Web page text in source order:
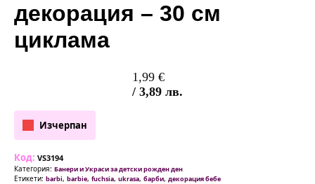
декорация – 30 см
циклама
1,99 €
/ 3,89 лв.
Изчерпан
Код: VS3194
Категория: Банери и Украси за детски рожден ден
Етикети: barbi, barbie, fuchsia, ukrasa, барби, декорация бебе